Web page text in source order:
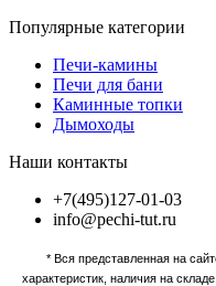
Популярные категории
Печи-камины
Печи для бани
Каминные топки
Дымоходы
Наши контакты
+7(495)127-01-03
info@pechi-tut.ru
* Вся представленная на
характеристик, наличия на